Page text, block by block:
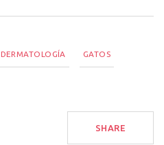
DERMATOLOGÍA GATOS
SHARE